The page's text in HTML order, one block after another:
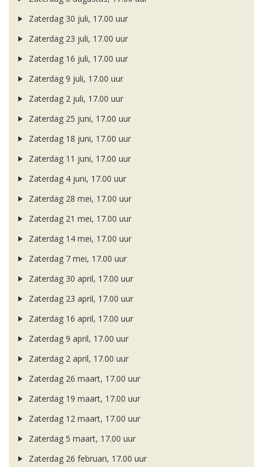
Zaterdag 30 juli, 17.00 uur
Zaterdag 23 juli, 17.00 uur
Zaterdag 16 juli, 17.00 uur
Zaterdag 9 juli, 17.00 uur
Zaterdag 2 juli, 17.00 uur
Zaterdag 25 juni, 17.00 uur
Zaterdag 18 juni, 17.00 uur
Zaterdag 11 juni, 17.00 uur
Zaterdag 4 juni, 17.00 uur
Zaterdag 28 mei, 17.00 uur
Zaterdag 21 mei, 17.00 uur
Zaterdag 14 mei, 17.00 uur
Zaterdag 7 mei, 17.00 uur
Zaterdag 30 april, 17.00 uur
Zaterdag 23 april, 17.00 uur
Zaterdag 16 april, 17.00 uur
Zaterdag 9 april, 17.00 uur
Zaterdag 2 april, 17.00 uur
Zaterdag 26 maart, 17.00 uur
Zaterdag 19 maart, 17.00 uur
Zaterdag 12 maart, 17.00 uur
Zaterdag 5 maart, 17.00 uur
Zaterdag 26 februari, 17.00 uur